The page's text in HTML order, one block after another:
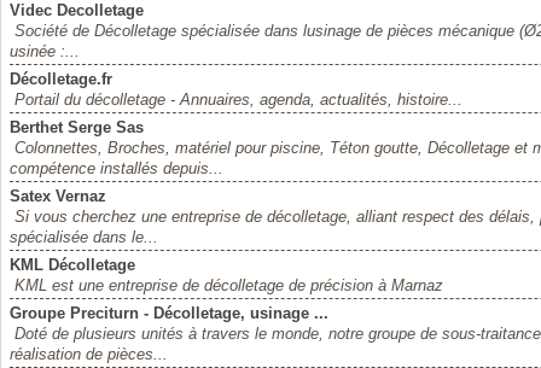
Videc Decolletage
Société de Décolletage spécialisée dans lusinage de pièces mécanique
usinée :...
Décolletage.fr
Portail du décolletage - Annuaires, agenda, actualités, histoire...
Berthet Serge Sas
Colonnettes, Broches, matériel pour piscine, Téton goutte, Décolletage et
compétence installés depuis...
Satex Vernaz
Si vous cherchez une entreprise de décolletage, alliant respect des
spécialisée dans le...
KML Décolletage
KML est une entreprise de décolletage de précision à Marnaz
Groupe Preciturn - Décolletage, usinage ...
Doté de plusieurs unités à travers le monde, notre groupe de sous-
réalisation de pièces...